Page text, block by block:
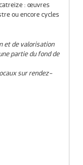
: œuvres
ou encore cycles
et de valorisation
partie du fond de
sur rendez-